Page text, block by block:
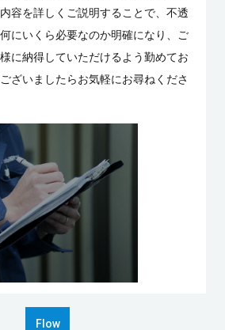
容を詳しくご説明することで、不透
にいくら必要なのか明確になり、ご
に納得していただけるよう勤めてお
ざいましたらお気軽にお尋ねくださ